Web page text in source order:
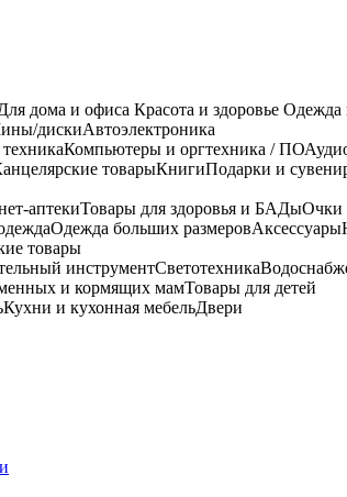
дома и офиса Красота и здоровье Одежда
дискиАвтоэлектроника
Компьютеры и оргтехника / ПО
товарыКнигиПодарки и
аптекиТовары для здоровья и БАДыОчки
Одежда больших размеровАксессуары
товары
инструментСветотехника
и кормящих мамТовары для детей
Кухни и кухонная мебельДвери